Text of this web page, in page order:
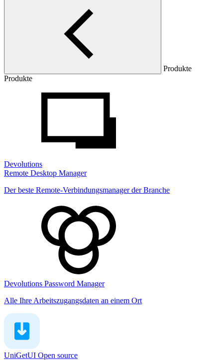
Produkte
Produkte
Devolutions
Remote Desktop Manager
Der beste Remote-Verbindungsmanager der Branche
Devolutions Password Manager
Alle Ihre Arbeitszugangsdaten an einem Ort
UniGetUI Open source